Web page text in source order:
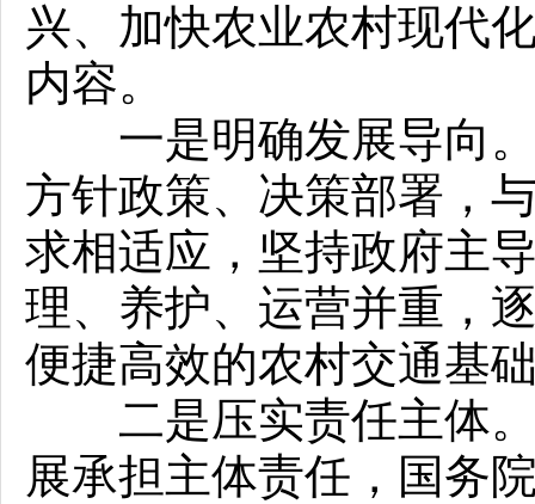
兴、加快农业农村现代
内容。
一是明确发展导向。
方针政策、决策部署，
求相适应，坚持政府主
理、养护、运营并重，
便捷高效的农村交通基
二是压实责任主体。
展承担主体责任，国务